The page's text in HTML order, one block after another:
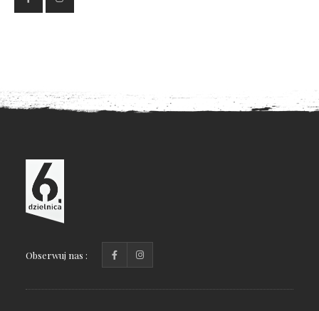
Obserwuj nas :